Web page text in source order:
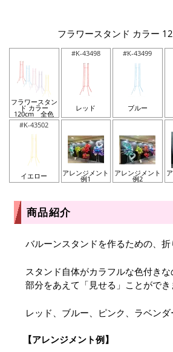
フラワースタンド カラー
フラワースタン
ド カラー
120cm 全色
#K-43498
レッド
#K-43499
ブルー
#K-43502
イエロー アレンジメント
例1
アレンジメント
例2
商品紹介
バルーンスタンドを作るための、折
スタンド自体がカラフルな色付き
部分をあえて「見せる」ことができ
レッド、ブルー、ピンク、ラベン
アレンジメント例